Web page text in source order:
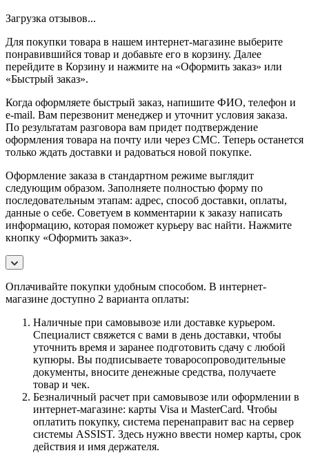
Загрузка отзывов...
Для покупки товара в нашем интернет-магазине выберите
понравившийся товар и добавьте его в корзину. Далее
перейдите в Корзину и нажмите на «Оформить заказ» или
«Быстрый заказ».
Когда оформляете быстрый заказ, напишите ФИО, телефон и
e-mail. Вам перезвонит менеджер и уточнит условия заказа.
По результатам разговора вам придет подтверждение
оформления товара на почту или через СМС. Теперь останется
только ждать доставки и радоваться новой покупке.
Оформление заказа в стандартном режиме выглядит
следующим образом. Заполняете полностью форму по
последовательным этапам: адрес, способ доставки, оплаты,
данные о себе. Советуем в комментарии к заказу написать
информацию, которая поможет курьеру вас найти. Нажмите
кнопку «Оформить заказ».
Оплачивайте покупки удобным способом. В интернет-
магазине доступно 2 варианта оплаты:
Наличные при самовывозе или доставке курьером.
Специалист свяжется с вами в день доставки, чтобы
уточнить время и заранее подготовить сдачу с любой
купюры. Вы подписываете товаросопроводительные
документы, вносите денежные средства, получаете
товар и чек.
Безналичный расчет при самовывозе или оформлении в
интернет-магазине: карты Visa и MasterCard. Чтобы
оплатить покупку, система перенаправит вас на сервер
системы ASSIST. Здесь нужно ввести номер карты, срок
действия и имя держателя.